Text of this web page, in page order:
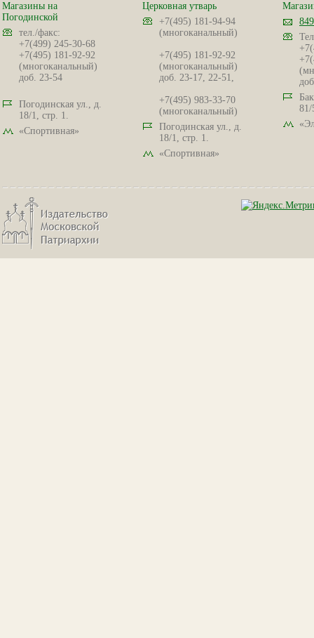
Магазины на
Погодинской
тел./факс:
+7(499) 245-30-68
+7(495) 181-92-92
(многоканальный)
доб. 23-54
Погодинская ул., д.
18/1, стр. 1.
«Спортивная»
Церковная утварь
+7(495) 181-94-94
(многоканальный)
+7(495) 181-92-92
(многоканальный)
доб. 23-17, 22-51,
+7(495) 983-33-70
(многоканальный)
Погодинская ул., д.
18/1, стр. 1.
«Спортивная»
81/